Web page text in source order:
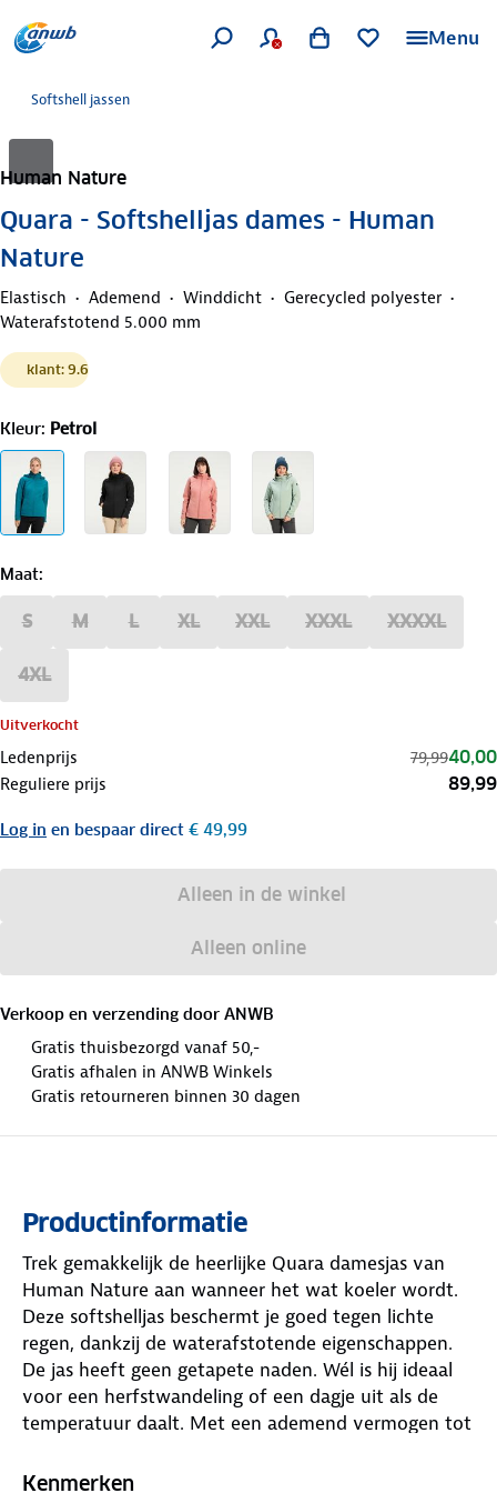
Menu
Softshell jassen
Human Nature
Quara - Softshelljas dames - Human
Nature
Elastisch Ademend Winddicht
Gerecycled polyester
Waterafstotend 5.000 mm
klant: 9.6
Kleur: Petrol
Maat:
S M L XL XXL XXXL XXXXL
4XL
Uitverkocht
Ledenprijs 79,9940,00
Reguliere prijs 89,99
Log in en bespaar direct € 49,99
Alleen in de winkel
Alleen online
Verkoop en verzending door ANWB
Gratis thuisbezorgd vanaf 50,-
Gratis afhalen in ANWB Winkels
Gratis retourneren binnen 30 dagen
Productinformatie
Trek gemakkelijk de heerlijke Quara damesjas van
Human Nature aan wanneer het wat koeler wordt.
Deze softshelljas beschermt je goed tegen lichte
regen, dankzij de waterafstotende eigenschappen.
De jas heeft geen getapete naden. Wél is hij ideaal
voor een herfstwandeling of een dagje uit als de
temperatuur daalt. Met een ademend vermogen tot
zelfs als de wind opsteekt.
Kenmerken